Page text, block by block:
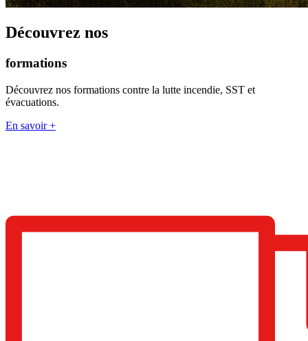
Découvrez nos
formations
Découvrez nos formations contre la lutte incendie, SST et
évacuations.
En savoir +